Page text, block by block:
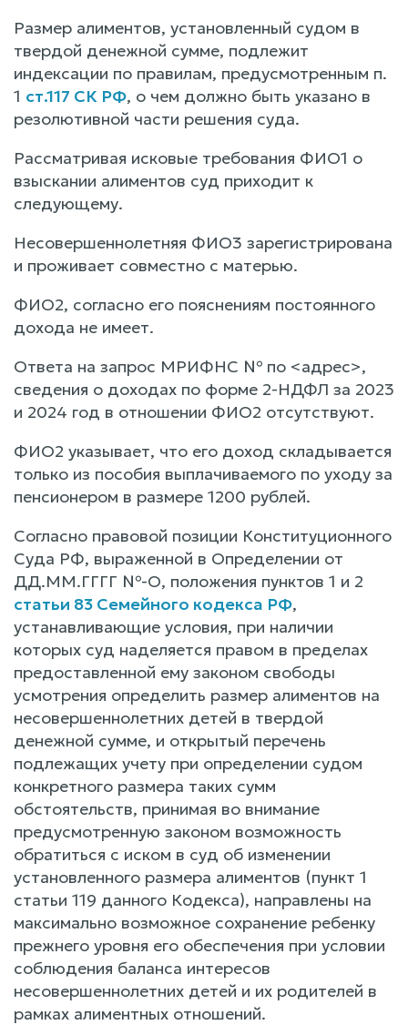
Размер алиментов, установленный судом в
твердой денежной сумме, подлежит
индексации по правилам, предусмотренным п.
1 ст.117 СК РФ, о чем должно быть указано в
резолютивной части решения суда.
Рассматривая исковые требования ФИО1 о
взыскании алиментов суд приходит к
следующему.
Несовершеннолетняя ФИО3 зарегистрирована
и проживает совместно с матерью.
ФИО2, согласно его пояснениям постоянного
дохода не имеет.
Ответа на запрос МРИФНС № по <адрес>,
сведения о доходах по форме 2-НДФЛ за 2023
и 2024 год в отношении ФИО2 отсутствуют.
ФИО2 указывает, что его доход складывается
только из пособия выплачиваемого по уходу за
пенсионером в размере 1200 рублей.
Согласно правовой позиции Конституционного
Суда РФ, выраженной в Определении от
ДД.ММ.ГГГГ №-О, положения пунктов 1 и 2
статьи 83 Семейного кодекса РФ,
устанавливающие условия, при наличии
которых суд наделяется правом в пределах
предоставленной ему законом свободы
усмотрения определить размер алиментов на
несовершеннолетних детей в твердой
денежной сумме, и открытый перечень
подлежащих учету при определении судом
конкретного размера таких сумм
обстоятельств, принимая во внимание
предусмотренную законом возможность
обратиться с иском в суд об изменении
установленного размера алиментов (пункт 1
статьи 119 данного Кодекса), направлены на
максимально возможное сохранение ребенку
прежнего уровня его обеспечения при условии
соблюдения баланса интересов
несовершеннолетних детей и их родителей в
рамках алиментных отношений.